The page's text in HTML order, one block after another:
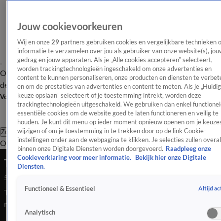
OverzichtAfleveringen Entertainment TV Algemeen
Tip
de redactieNieuwsbrief
Volg Shownieuws
Zoeken
OverzichtEntertainmentSpraakmakendRealityCrimeVideo's
Tom Waes verschijnt in rechtbank
5 mei 2025, 09:48
Tom Waes is maandag in de rechtbank verschenen waar hij zich
moest verantwoorden voor het verkeersongeval waarbij hij
ernstig gewond raakte...
Jouw cookievoorkeuren
Wij en onze 29 partners gebruiken cookies en vergelijkbare technieken
informatie te verzamelen over jou als gebruiker van onze website(s),
gedrag en jouw apparaten. Als je „Alle cookies accepteren” selecteert,
worden trackingtechnologieën ingeschakeld om onze advertenties en
content te kunnen personaliseren, onze producten en diensten te
en om de prestaties van advertenties en content te meten. Als je
keuze opslaan” selecteert of je toestemming intrekt, worden deze
trackingtechnologieën uitgeschakeld. We gebruiken dan enkel
essentiële cookies om de website goed te laten functioneren en veilig te
houden. Je kunt dit menu op ieder moment opnieuw openen om je
wijzigen of om je toestemming in te trekken door op de link Cookie-
instellingen onder aan de webpagina te klikken. Je selecties zullen overal
binnen onze Digitale Diensten worden doorgevoerd. Raadpleeg onze
Cookieverklaring voor meer informatie.
Bekijk hier onze Digitale
Diensten.
Functioneel & Essentieel Altijd
Analytisch